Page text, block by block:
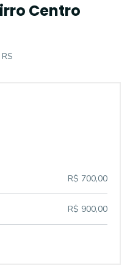
Centro
R$ 700,00
R$ 900,00